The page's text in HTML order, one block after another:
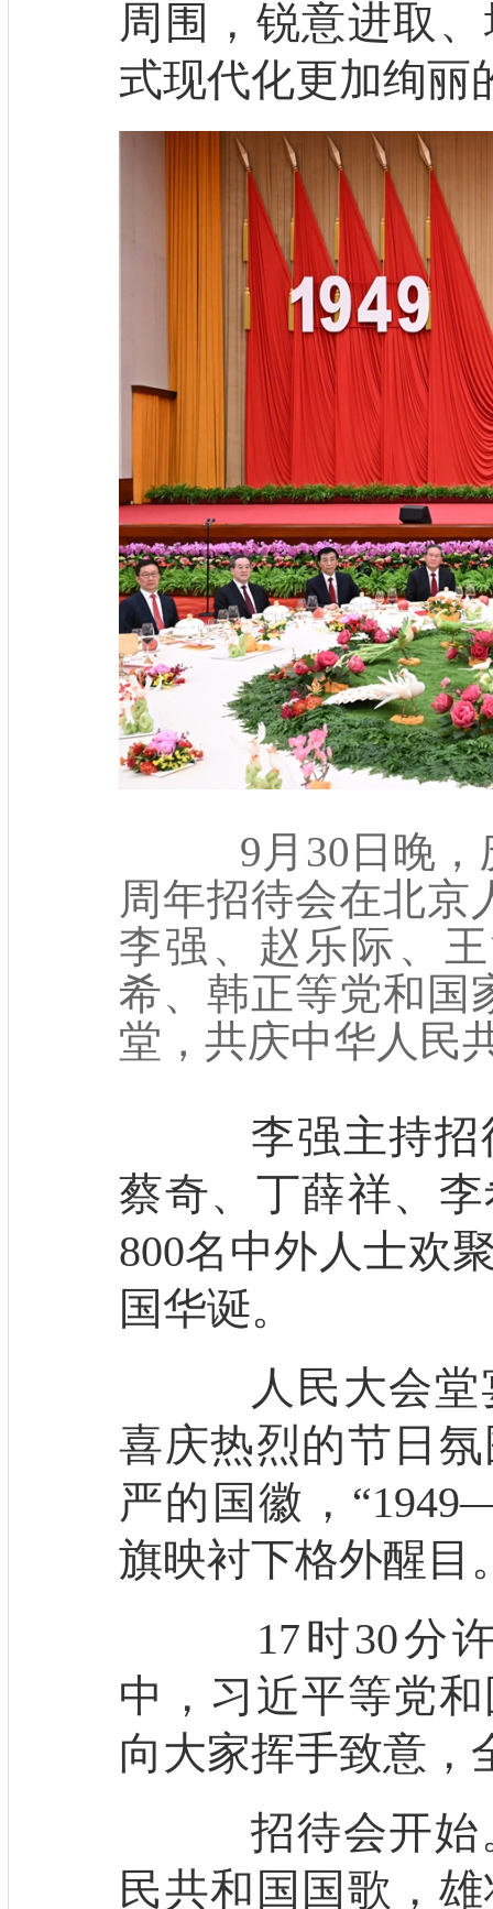
周围，锐意进取
式现代化更加绚丽
9月30日晚，
周年招待会在北京
李强、赵乐际、
希、韩正等党和国
堂，共庆中华人民
李强主持招
蔡奇、丁薛祥、
800名中外人士欢
国华诞。
人民大会堂
喜庆热烈的节日
严的国徽，
旗映衬下格外醒目
17时30分许
中，习近平等党
向大家挥手致意，
招待会开始
民共和国国歌，